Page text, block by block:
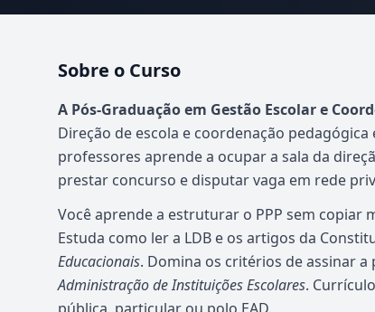
Sobre o Curso
Atualizado em abril de 2026
A Pós-Graduação em Gestão Escolar e
Direção de escola e coordenação
professores aprende a ocupar a sala da
prestar concurso e disputar vaga em rede
Você aprende a estruturar o PPP sem copiar
Estuda como ler a LDB e os artigos da
Educacionais. Domina os critérios de assinar
Administração de Instituições Escolares.